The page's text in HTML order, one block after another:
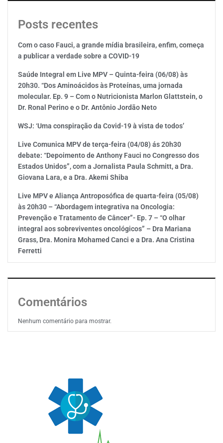
Posts recentes
Com o caso Fauci, a grande mídia brasileira, enfim, começa
a publicar a verdade sobre a COVID-19
Saúde Integral em Live MPV – Quinta-feira (06/08) às
20h30. “Dos Aminoácidos às Proteínas, uma jornada
molecular. Ep. 9 – Com o Nutricionista Marlon Glattstein, o
Dr. Ronal Perino e o Dr. Antônio Jordão Neto
WSJ: ‘Uma conspiração da Covid-19 à vista de todos’
Live Comunica MPV de terça-feira (04/08) ás 20h30
debate: “Depoimento de Anthony Fauci no Congresso dos
Estados Unidos”, com a Jornalista Paula Schmitt, a Dra.
Giovana Lara, e a Dra. Akemi Shiba
Live MPV e Aliança Antroposófica de quarta-feira (05/08)
às 20h30 – “Abordagem integrativa na Oncologia:
Prevenção e Tratamento de Câncer”- Ep. 7 – “O olhar
integral aos sobreviventes oncológicos” – Dra Mariana
Grass, Dra. Monira Mohamed Canci e a Dra. Ana Cristina
Ferretti
Comentários
Nenhum comentário para mostrar.